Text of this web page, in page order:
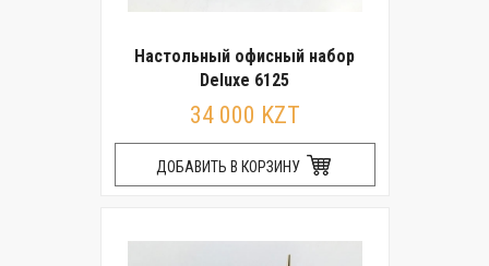
Настольный офисный набор
Deluxe 6125
34 000 KZT
ДОБАВИТЬ В КОРЗИНУ